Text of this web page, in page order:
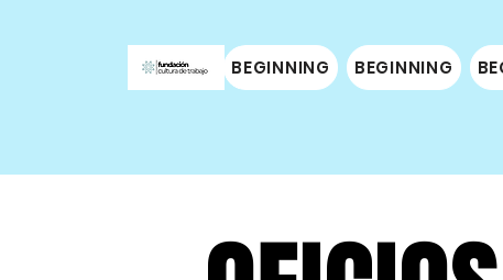
BEGINNING BEGINNING